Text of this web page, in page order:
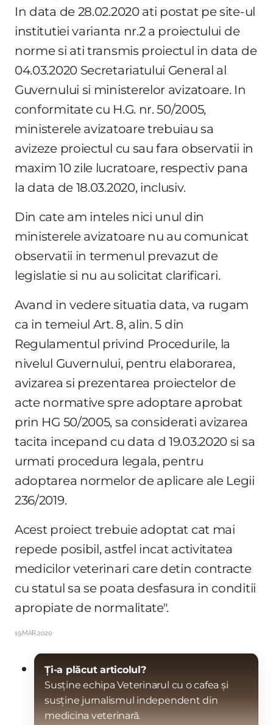
In data de 28.02.2020 ati postat pe site-ul
institutiei varianta nr.2 a proiectului de
norme si ati transmis proiectul in data de
04.03.2020 Secretariatului General al
Guvernului si ministerelor avizatoare. In
conformitate cu H.G. nr. 50/2005,
ministerele avizatoare trebuiau sa
avizeze proiectul cu sau fara observatii in
maxim 10 zile lucratoare, respectiv pana
la data de 18.03.2020, inclusiv.
Din cate am inteles nici unul din
ministerele avizatoare nu au comunicat
observatii in termenul prevazut de
legislatie si nu au solicitat clarificari.
Avand in vedere situatia data, va rugam
ca in temeiul Art. 8, alin. 5 din
Regulamentul privind Procedurile, la
nivelul Guvernului, pentru elaborarea,
avizarea si prezentarea proiectelor de
acte normative spre adoptare aprobat
prin HG 50/2005, sa considerati avizarea
tacita incepand cu data d 19.03.2020 si sa
urmati procedura legala, pentru
adoptarea normelor de aplicare ale Legii
236/2019.
Acest proiect trebuie adoptat cat mai
repede posibil, astfel incat activitatea
medicilor veterinari care detin contracte
cu statul sa se poata desfasura in conditii
apropiate de normalitate".
19.MAR.2020
Ți-a plăcut articolul?
Susține echipa Veterinarul cu o cafea și
susține jurnalismul independent din
medicina veterinară.